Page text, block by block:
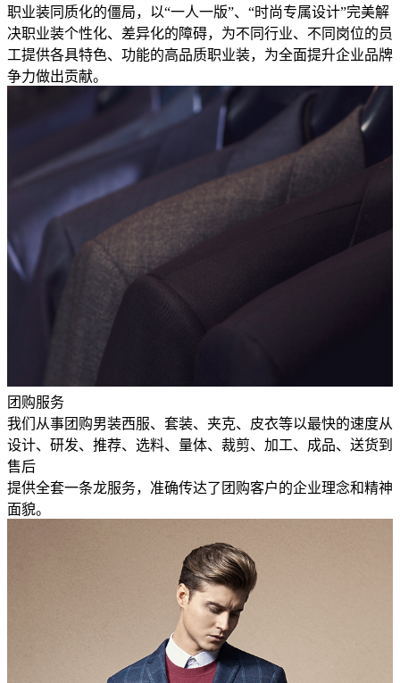
职业装同质化的僵局，以“一人一版”、“时尚专属设计”完美解
决职业装个性化、差异化的障碍，为不同行业、不同岗位的员
工提供各具特色、功能的高品质职业装，为全面提升企业品牌
争力做出贡献。
团购服务
我们从事团购男装西服、套装、夹克、皮衣等以最快的速度从
设计、研发、推荐、选料、量体、裁剪、加工、成品、送货到
售后
提供全套一条龙服务，准确传达了团购客户的企业理念和精神
面貌。